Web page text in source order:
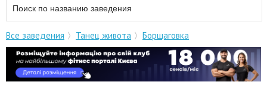
Все заведения Танец живота Борщаговка